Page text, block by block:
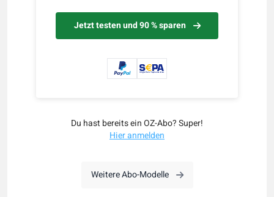
Jetzt testen und 90 % sparen
Du hast bereits ein OZ-Abo? Super!
Hier anmelden
Weitere Abo-Modelle